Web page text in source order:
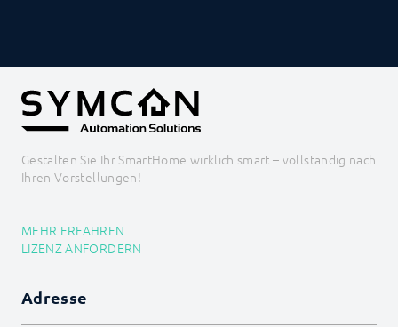
Gestalten Sie Ihr SmartHome wirklich smart – vollständig nach
Ihren Vorstellungen!
MEHR ERFAHREN
LIZENZ ANFORDERN
Adresse